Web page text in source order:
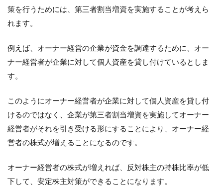
策を行うためには、第三者割当増資を実施することが考えら
れます。
例えば、オーナー経営の企業が資金を調達するために、オー
ナー経営者が企業に対して個人資産を貸し付けているとしま
す。
このようにオーナー経営者が企業に対して個人資産を貸し付
けるのではなく、企業が第三者割当増資を実施してオーナー
経営者がそれを引き受ける形にすることにより、オーナー経
営者の株式が増えることになるのです。
オーナー経営者の株式が増えれば、反対株主の持株比率が低
下して、安定株主対策ができることになります。